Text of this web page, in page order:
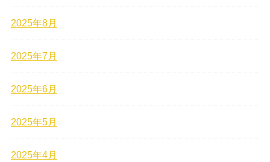
2025年8月
2025年7月
2025年6月
2025年5月
2025年4月